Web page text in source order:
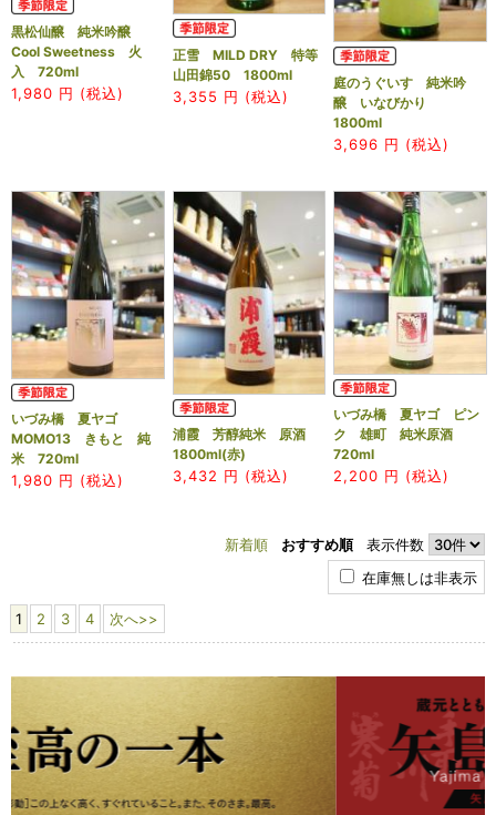
黒松仙醸 純米吟醸
Cool Sweetness 火
入 720ml
1,980 円 (税込)
正雪 MILD DRY 特等
山田錦50 1800ml
3,355 円 (税込)
庭のうぐいす 純米吟
醸 いなびかり
1800ml
3,696 円 (税込)
いづみ橋 夏ヤゴ
MOMO13 きもと 純
米 720ml
1,980 円 (税込)
浦霞 芳醇純米 原酒
1800ml(赤)
3,432 円 (税込)
いづみ橋 夏ヤゴ ピン
ク 雄町 純米原酒
720ml
2,200 円 (税込)
新着順 おすすめ順表示件数
在庫無しは非表示
1 2 3 4 次へ>>